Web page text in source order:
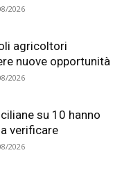
2026
agricoltori
nuove opportunità
2026
su 10 hanno
verificare
2026